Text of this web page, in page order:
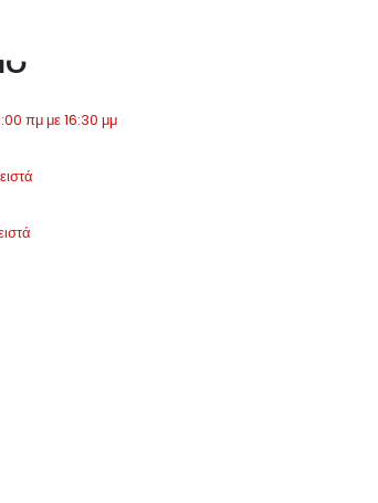
πμ με 16:30 μμ